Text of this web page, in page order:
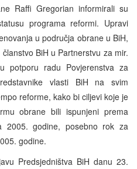
Raffi Gregorian informirali su
programa reformi. Upravi
u područja obrane u BiH,
BiH u Partnerstvu za mir.
potporu radu Povjerenstva za
vlasti BiH na svim
reforme, kako bi ciljevi koje je
obrane bili ispunjeni prema
2005. godine, posebno rok za
godine.
Predsjedništva BiH danu 23.